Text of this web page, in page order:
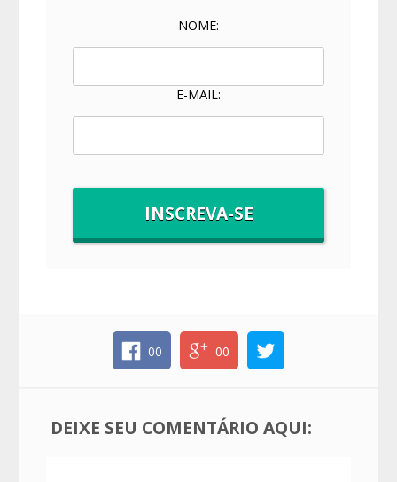
NOME:
E-MAIL:
00 00
DEIXE SEU COMENTÁRIO AQUI: